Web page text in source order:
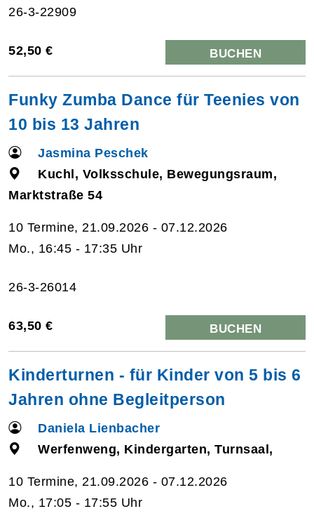
26-3-22909
52,50 € BUCHEN
Funky Zumba Dance für Teenies von
10 bis 13 Jahren
Jasmina Peschek
Kuchl, Volksschule, Bewegungsraum,
Marktstraße 54
10 Termine, 21.09.2026 - 07.12.2026
Mo., 16:45 - 17:35 Uhr
26-3-26014
63,50 € BUCHEN
Kinderturnen - für Kinder von 5 bis 6
Jahren ohne Begleitperson
Daniela Lienbacher
Werfenweng, Kindergarten, Turnsaal,
10 Termine, 21.09.2026 - 07.12.2026
Mo., 17:05 - 17:55 Uhr